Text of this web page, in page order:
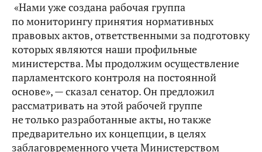
«Нами уже создана рабочая группа
по мониторингу принятия нормативных
правовых актов, ответственными за подготовку
которых являются наши профильные
министерства. Мы продолжим осуществление
парламентского контроля на постоянной
основе», — сказал сенатор. Он предложил
рассматривать на этой рабочей группе
не только разработанные акты, но также
предварительно их концепции, в целях
заблаговременного учета Министерством